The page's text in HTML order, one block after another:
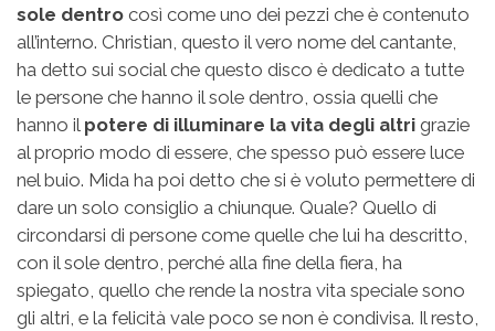
sole dentro così come uno dei pezzi che è contenuto
all’interno. Christian, questo il vero nome del cantante,
ha detto sui social che questo disco è dedicato a tutte
le persone che hanno il sole dentro, ossia quelli che
hanno il potere di illuminare la vita degli altri grazie
al proprio modo di essere, che spesso può essere luce
nel buio. Mida ha poi detto che si è voluto permettere di
dare un solo consiglio a chiunque. Quale? Quello di
circondarsi di persone come quelle che lui ha descritto,
con il sole dentro, perché alla fine della fiera, ha
spiegato, quello che rende la nostra vita speciale sono
gli altri, e la felicità vale poco se non è condivisa. Il resto,